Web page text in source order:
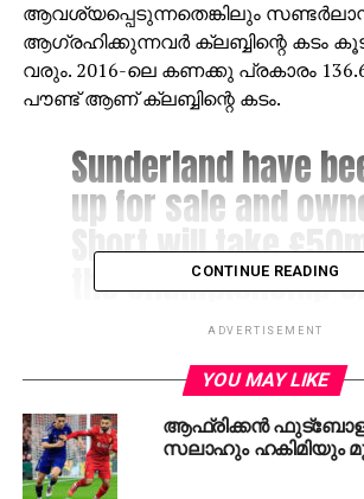
ആവശ്യപ്പെടുന്നതെങ്കിലും
ആഗ്രഹിക്കുന്നവര്‍ ക്ലബ്ബിന്റെ കടം
വരും. 2016-ലെ കണക്കു പ്രകാരം
പൗണ്ട് ആണ് ക്ലബ്ബിന്റെ കടം.
Sunderland have
up for sale and
Short will take
the Championship
— Bolarinwa Olajide
(@iambolar)
2018
CONTINUE READING
ADVERTISEMENT
YOU MAY LIKE
ആഫ്രിക്കന്‍
സലാഹും ഹകിമിയും